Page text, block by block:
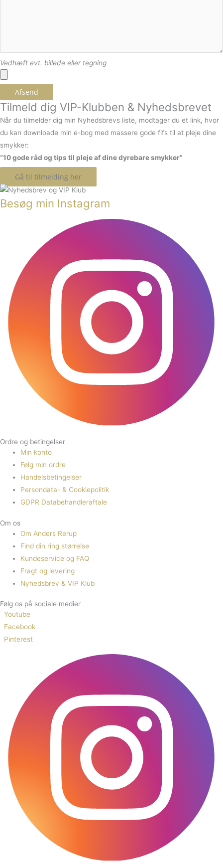
Vedhæft evt. billede eller tegning
Afsend
Tilmeld dig VIP-Klubben & Nyhedsbrevet
Når du tilmelder dig min Nyhedsbrevs liste, modtager du et link, hvor
du kan downloade min e-bog med massere gode fifs til at pleje dine
smykker:
“10 gode råd og tips til pleje af dine dyrebare smykker”
Gå til tilmelding her
Besøg min Instagram
Ordre og betingelser
Min konto
Følg min ordre
Handelsbetingelser
Persondata- & Cookiepolitik
GDPR Databehandleraftale
Om os
Om Anders Rerup
Find din ring størrelse
Kundeservice og FAQ
Fragt og levering
Nyhedsbrev & VIP Klub
Følg os på sociale medier
Youtube
Facebook
Pinterest